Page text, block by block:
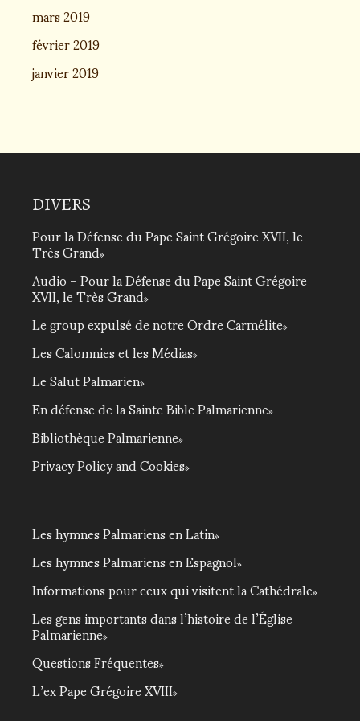
mars 2019
février 2019
janvier 2019
DIVERS
Pour la Défense du Pape Saint Grégoire XVII, le
Très Grand
Audio – Pour la Défense du Pape Saint Grégoire
XVII, le Très Grand
Le group expulsé de notre Ordre Carmélite
Les Calomnies et les Médias
Le Salut Palmarien
En défense de la Sainte Bible Palmarienne
Bibliothèque Palmarienne
Privacy Policy and Cookies
Les hymnes Palmariens en Latin
Les hymnes Palmariens en Espagnol
Informations pour ceux qui visitent la Cathédrale
Les gens importants dans l’histoire de l’Église
Palmarienne
Questions Fréquentes
L’ex Pape Grégoire XVIII